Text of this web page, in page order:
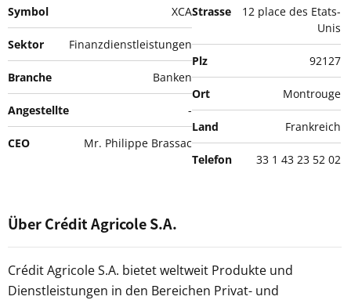
Symbol XCA
Sektor Finanzdienstleistungen
Branche Banken
Angestellte -
CEO Mr. Philippe Brassac
Strasse
12 place des Etats-
Unis
Plz 92127
Ort Montrouge
Land Frankreich
Telefon 33 1 43 23 52 02
Über Crédit Agricole S.A.
Crédit Agricole S.A. bietet weltweit Produkte und
Dienstleistungen in den Bereichen Privat- und